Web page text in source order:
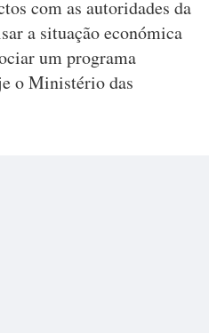
com as autoridades da
a situação económica
um programa
o Ministério das